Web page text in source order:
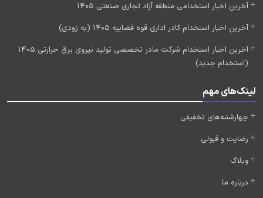
آخرین اخبار استخدامی منطقه آزاد تجاری صنعتی 1405
آخرین اخبار استخدام کادر اداری قوه قضاییه 1405 (به زودی)
آخرین اخبار استخدام شرکت مادر تخصصی تولید نیروی برق حرارتی 1405
(استخدام جدید)
لینک‌های مهم
چهارشنبه‌های تخفیفی
رضایت و قبولی
وبلاگ
درباره ما